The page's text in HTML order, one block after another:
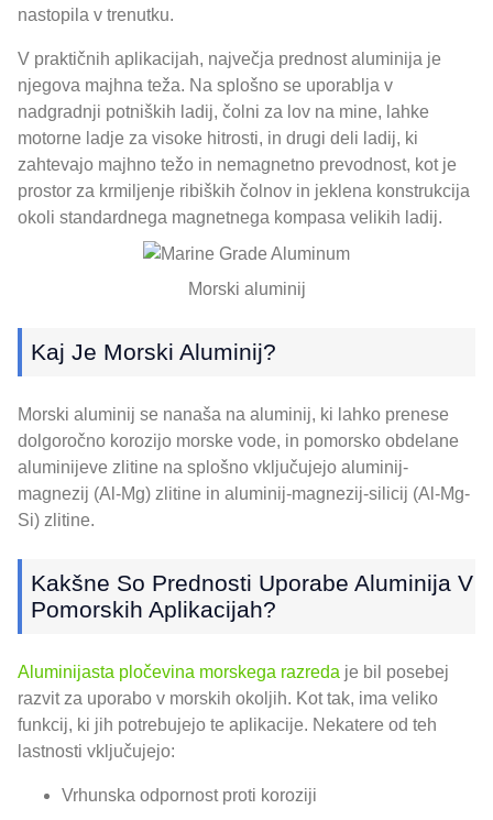
nastopila v trenutku.
V praktičnih aplikacijah, največja prednost aluminija je
njegova majhna teža. Na splošno se uporablja v
nadgradnji potniških ladij, čolni za lov na mine, lahke
motorne ladje za visoke hitrosti, in drugi deli ladij, ki
zahtevajo majhno težo in nemagnetno prevodnost, kot je
prostor za krmiljenje ribiških čolnov in jeklena konstrukcija
okoli standardnega magnetnega kompasa velikih ladij.
Morski aluminij
Kaj Je Morski Aluminij?
Morski aluminij se nanaša na aluminij, ki lahko prenese
dolgoročno korozijo morske vode, in pomorsko obdelane
aluminijeve zlitine na splošno vključujejo aluminij-
magnezij (Al-Mg) zlitine in aluminij-magnezij-silicij (Al-Mg-
Si) zlitine.
Kakšne So Prednosti Uporabe Aluminija V
Pomorskih Aplikacijah?
Aluminijasta pločevina morskega razreda je bil posebej
razvit za uporabo v morskih okoljih. Kot tak, ima veliko
funkcij, ki jih potrebujejo te aplikacije. Nekatere od teh
lastnosti vključujejo:
Vrhunska odpornost proti koroziji